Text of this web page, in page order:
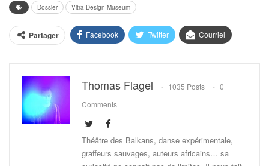
Dossier Vitra Design Museum
Partager Facebook Twitter Courriel
Thomas Flagel 1035 Posts
0
Comments
Théâtre des Balkans, danse expérimentale,
graffeurs sauvages, auteurs africains… sa